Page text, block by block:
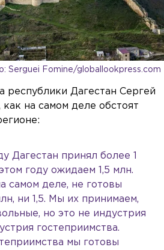
Serguei Fomine/globallookpress.com
республики Дагестан Сергей
как на самом деле обстоят
Дагестан принял более 1
году ожидаем 1,5 млн.
самом деле, не готовы
ни 1,5. Мы их принимаем,
но это не индустрия
гостеприимства.
мы готовы